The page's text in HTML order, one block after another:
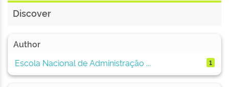
Discover
Author
Escola Nacional de Administração ...
1